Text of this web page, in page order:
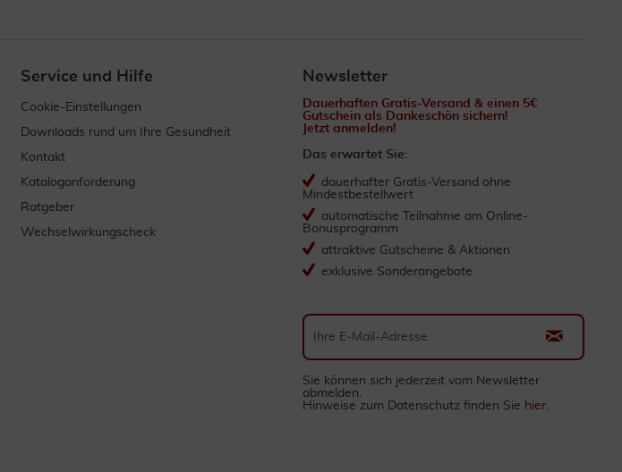
Service und Hilfe
Cookie-Einstellungen
Downloads rund um Ihre Gesundheit
Kontakt
Kataloganforderung
Ratgeber
Wechselwirkungscheck
Newsletter
Dauerhaften Gratis-Versand & einen 5€
Gutschein als Dankeschön sichern!
Jetzt anmelden!
Das erwartet Sie:
dauerhafter Gratis-Versand ohne
Mindestbestellwert
automatische Teilnahme am Online-
Bonusprogramm
attraktive Gutscheine & Aktionen
exklusive Sonderangebote
Sie können sich jederzeit vom Newsletter
abmelden.
Hinweise zum Datenschutz finden Sie hier.